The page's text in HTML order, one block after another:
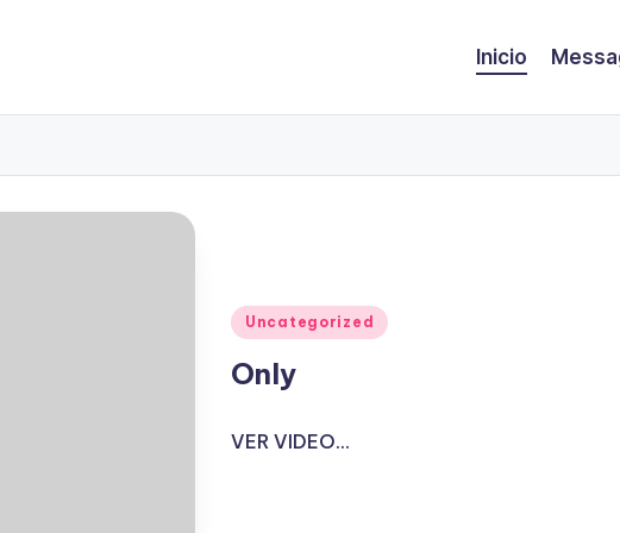
Inicio
Publicado
Uncategorized
Only
VER VIDEO...